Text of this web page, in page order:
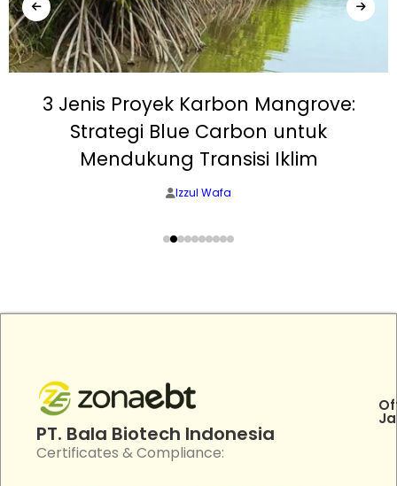
3 Jenis Proyek Karbon Mangrove:
Strategi Blue Carbon untuk
Mendukung Transisi Iklim
Izzul Wafa
PT. Bala Biotech Indonesia
Certificates & Compliance: